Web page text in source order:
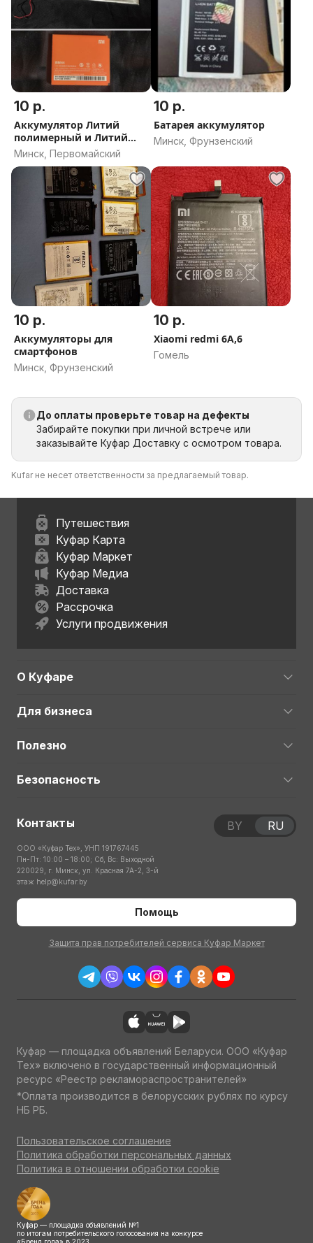
10 р.
Аккумулятор Литий
полимерный и Литий
ионный
Минск, Первомайский
10 р.
Батарея аккумулятор
Минск, Фрунзенский
10 р.
Аккумуляторы для
смартфонов
Минск, Фрунзенский
10 р.
Xiaomi redmi 6A,6
Гомель
До оплаты проверьте товар на дефекты
Забирайте покупки при личной встрече или
заказывайте Куфар Доставку с осмотром товара.
Kufar не несет ответственности за предлагаемый товар.
Путешествия
Куфар Карта
Куфар Маркет
Куфар Медиа
Доставка
Рассрочка
Услуги продвижения
О Куфаре
Для бизнеса
Полезно
Безопасность
Контакты
ООО «Куфар Тех», УНП 191767445
Пн-Пт: 10:00 – 18:00; Сб, Вс: Выходной
220029, г. Минск, ул. Красная 7А-2, 3-й
этаж help@kufar.by
Помощь
Защита прав потребителей сервиса Куфар Маркет
BY RU
Куфар — площадка объявлений Беларуси. ООО «Куфар
Тех» включено в государственный информационный
ресурс «Реестр рекламораспространителей»
*Оплата производится в белорусских рублях по курсу
НБ РБ.
Пользовательское соглашение
Политика обработки персональных данных
Политика в отношении обработки cookie
Куфар — площадка объявлений №1
по итогам потребительского голосования на конкурсе